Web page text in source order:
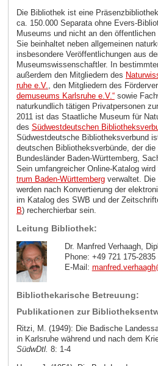
Die Bibliothek ist eine
ca. 150.000 Separata ohne Evers-
Museums und nicht an den
Sie beinhaltet neben allgemeinen
insbesondere Veröffentlichungen aus
Museumswissenschaftler. In
außerdem den Mitgliedern des
ruhe e.V.
, den Mitgliedern des
demuseums Karlsruhe e.V.“sowie
naturkundlich tätigen Privatpersonen
2011 ist das Staatliche Museum für
des Südwestdeutschen
Südwestdeutsche Bibliotheksverbund
deutschen Bibliotheksverbünde, der
Bundesländer Baden-Württemberg,
Sein umfangreicher Online-Katalog wird
trum Baden-Württembergverwaltet. Die
werden nach Konvertierung der
im Katalog des SWB und der
B) recherchierbar sein.
Leitung Bibliothek:
Dr. Manfred Verhaagh,
Phone: +49 721 175-2835
E-Mail: manfred.verhaagh
Bibliothekarische Betreuung:
Publikationen zur
Ritzi, M. (1949): Die Badische
in Karlsruhe während und nach dem
SüdwDtl. 8: 1-4